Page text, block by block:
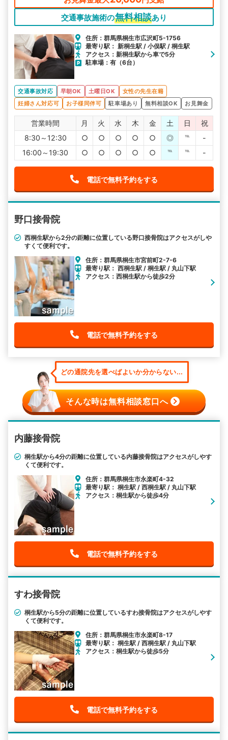
交通事故施術の無料相談あり
住所：群馬県桐生市広沢町5-1756
最寄り駅： 新桐生駅 / 小俣駅 / 桐生駅
アクセス：新桐生駅から車で5分
駐車場：有（6台）
交通事故対応 早朝OK 土曜日OK
女性の先生在籍
妊婦さん対応可
お子様同伴可 駐車場あり 無料相談OK お見舞金
営業時間 月 火 水 木 金 土 日
祝
8:30～12:30
○ ○ ○ ○ ○ ◎ ℡
-
16:00～19:30
○ ○ ○ ○ ○ ℡ ℡ -
電話で無料予約をする
野口接骨院
西桐生駅から2分の距離に位置している野口接骨院はアクセスがしや
すくて便利です。
住所：群馬県桐生市宮前町2-7-6
最寄り駅： 西桐生駅 / 桐生駅 / 丸山下駅
アクセス：西桐生駅から徒歩2分
電話で無料予約をする
どの通院先を選べばよいか分からない...
そんな時は無料相談窓口へ
内藤接骨院
桐生駅から4分の距離に位置している内藤接骨院はアクセスがしやす
くて便利です。
住所：群馬県桐生市永楽町4-32
最寄り駅： 桐生駅 / 西桐生駅 / 丸山下駅
アクセス：桐生駅から徒歩4分
電話で無料予約をする
すわ接骨院
桐生駅から5分の距離に位置しているすわ接骨院はアクセスがしやす
くて便利です。
住所：群馬県桐生市永楽町8-17
最寄り駅： 桐生駅 / 西桐生駅 / 丸山下駅
アクセス：桐生駅から徒歩5分
電話で無料予約をする